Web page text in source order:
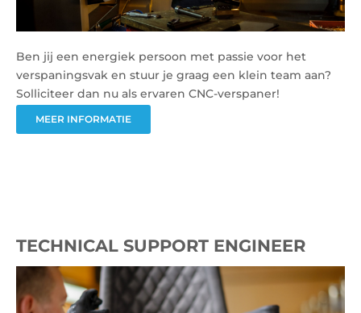
Ben jij een energiek persoon met passie voor het
verspaningsvak en stuur je graag een klein team aan?
Solliciteer dan nu als ervaren CNC-verspaner!
MEER INFORMATIE
TECHNICAL SUPPORT ENGINEER